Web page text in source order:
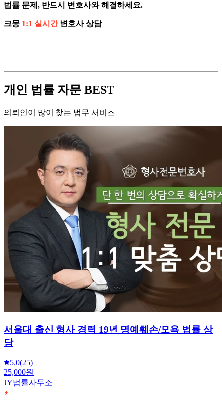
법률 문제, 반드시 변호사와 해결하세요.
크몽 1:1 실시간변호사 상담
개인 법률 자문 BEST
의뢰인이 많이 찾는 법무 서비스
서울대 출신 형사 경력 19년 명예훼손/모욕 법률 상
담
5.0(25)
25,000원
JY법률사무소